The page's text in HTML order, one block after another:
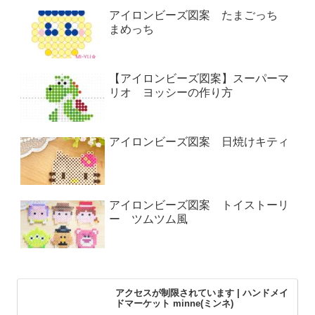
アイロンビーズ図案 たまごっち
まめっち
【アイロンビーズ図案】スーパーマ
リオ ヨッシーの作り方
アイロンビーズ図案 日焼けキティ
アイロンビーズ図案 トイストーリ
ー ツムツム風
アクセスが制限されています | ハンドメイ
ドマーケット minne(ミンネ)